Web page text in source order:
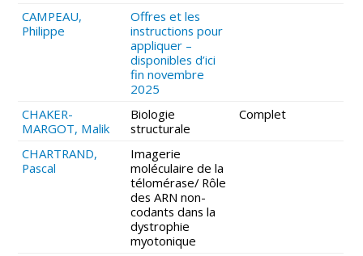
CAMPEAU,
Philippe
Offres et les
instructions pour
appliquer –
disponibles d’ici
fin novembre
2025
CHAKER-
MARGOT, Malik
Biologie
structurale
Complet
CHARTRAND,
Pascal
Imagerie
moléculaire de la
télomérase/ Rôle
des ARN non-
codants dans la
dystrophie
myotonique